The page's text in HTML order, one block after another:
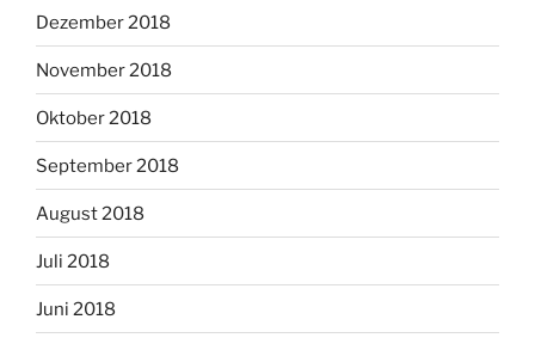
Dezember 2018
November 2018
Oktober 2018
September 2018
August 2018
Juli 2018
Juni 2018